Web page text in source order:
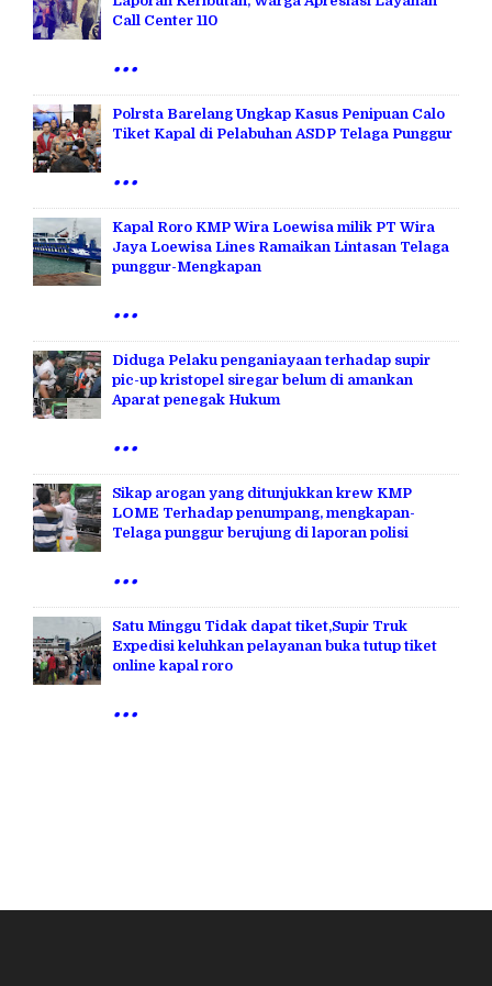
Call Center 110
...
Polrsta Barelang Ungkap Kasus Penipuan Calo
Tiket Kapal di Pelabuhan ASDP Telaga Punggur
...
Kapal Roro KMP Wira Loewisa milik PT Wira
Jaya Loewisa Lines Ramaikan Lintasan Telaga
punggur-Mengkapan
...
Diduga Pelaku penganiayaan terhadap supir
pic-up kristopel siregar belum di amankan
Aparat penegak Hukum
...
Sikap arogan yang ditunjukkan krew KMP
LOME Terhadap penumpang, mengkapan-
Telaga punggur berujung di laporan polisi
...
Satu Minggu Tidak dapat tiket,Supir Truk
Expedisi keluhkan pelayanan buka tutup tiket
online kapal roro
...